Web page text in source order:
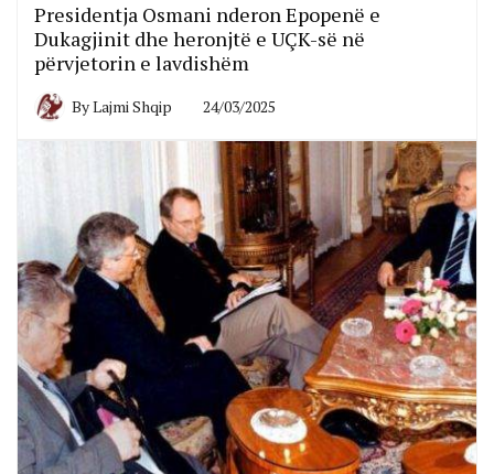
Presidentja Osmani nderon Epopenë e
Dukagjinit dhe heronjtë e UÇK-së në
përvjetorin e lavdishëm
ByLajmi Shqip 24/03/2025